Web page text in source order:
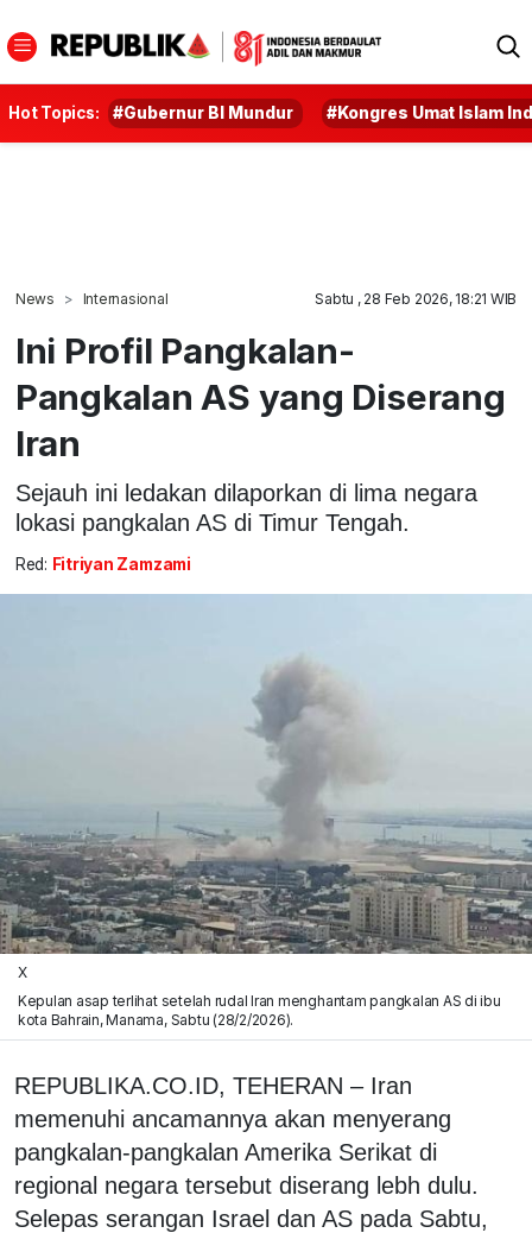
Hot Topics: #Gubernur BI Mundur #Kongres Umat Islam
News Internasional Sabtu , 28 Feb 2026, 18:21 WIB
Ini Profil Pangkalan-
Pangkalan AS yang Diserang
Iran
Sejauh ini ledakan dilaporkan di lima negara
lokasi pangkalan AS di Timur Tengah.
Red: Fitriyan Zamzami
X
Kepulan asap terlihat setelah rudal Iran menghantam pangkalan AS di ibu
kota Bahrain, Manama, Sabtu (28/2/2026).
REPUBLIKA.CO.ID, TEHERAN – Iran
memenuhi ancamannya akan menyerang
pangkalan-pangkalan Amerika Serikat di
regional negara tersebut diserang lebh dulu.
Selepas serangan Israel dan AS pada Sabtu,